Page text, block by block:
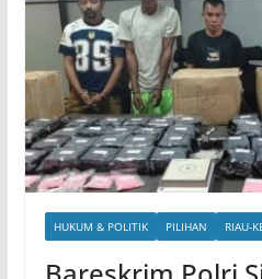
HUKUM & POLITIK PILIHAN RIAU-